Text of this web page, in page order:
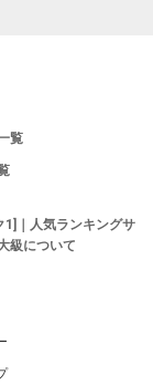
覧
1]｜人気ランキングサ
級について